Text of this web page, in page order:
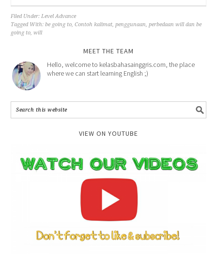
Filed Under:Level Advance
Tagged With:be going to,Contoh kalimat,penggunaan,perbedaan will dan be
going to,will
MEET THE TEAM
Hello, welcome to kelasbahasainggris.com, the place
where we can start learning English ;)
VIEW ON YOUTUBE